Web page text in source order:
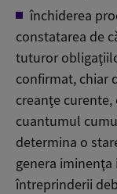
închiderea
constatarea de
tuturor
confirmat, chiar
creanţe
cuantumul
determina o
genera
întreprinderii